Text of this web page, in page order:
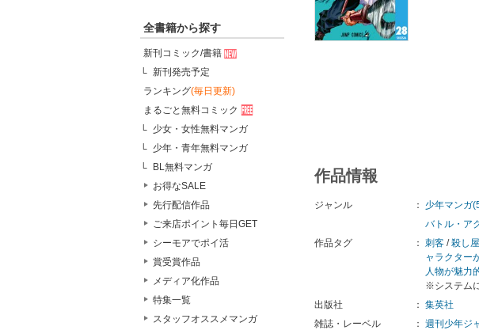
全書籍から探す
新刊コミック/書籍
新刊発売予定
ランキング(毎日更新)
まるごと無料コミック
少女・女性無料マンガ
少年・青年無料マンガ
BL無料マンガ
お得なSALE
先行配信作品
ご来店ポイント毎日GET
シーモアでポイ活
賞受賞作品
メディア化作品
特集一覧
スタッフオススメマンガ
作品情報
ジャンル ：
少年マンガ
バトル・ア
作品タグ
： 刺客 /殺し屋
ャラクター
人物が魅力
※システム
出版社
： 集英社
雑誌・レーベル
： 週刊少年ジ